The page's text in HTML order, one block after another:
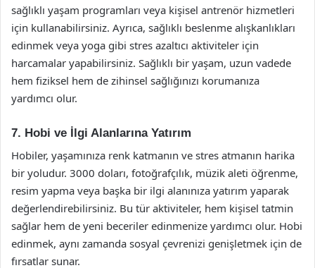
sağlıklı yaşam programları veya kişisel antrenör hizmetleri
için kullanabilirsiniz. Ayrıca, sağlıklı beslenme alışkanlıkları
edinmek veya yoga gibi stres azaltıcı aktiviteler için
harcamalar yapabilirsiniz. Sağlıklı bir yaşam, uzun vadede
hem fiziksel hem de zihinsel sağlığınızı korumanıza
yardımcı olur.
7. Hobi ve İlgi Alanlarına Yatırım
Hobiler, yaşamınıza renk katmanın ve stres atmanın harika
bir yoludur. 3000 doları, fotoğrafçılık, müzik aleti öğrenme,
resim yapma veya başka bir ilgi alanınıza yatırım yaparak
değerlendirebilirsiniz. Bu tür aktiviteler, hem kişisel tatmin
sağlar hem de yeni beceriler edinmenize yardımcı olur. Hobi
edinmek, aynı zamanda sosyal çevrenizi genişletmek için de
fırsatlar sunar.